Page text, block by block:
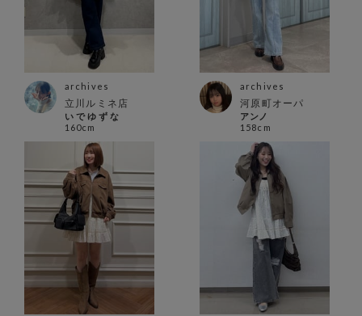
archives
立川ルミネ店
い で ゆ ず な
160cm
archives
河原町オーパ
アンノ
158cm